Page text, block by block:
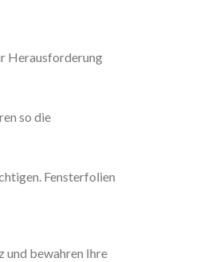
Herausforderung
so die
Fensterfolien
und bewahren Ihre